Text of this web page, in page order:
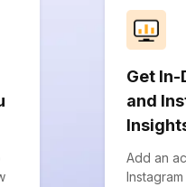
Get In-
and
Add an